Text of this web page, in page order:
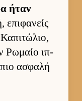
ήταν
επιφανείς
Ρωμαίο ιπ­
ασφαλή